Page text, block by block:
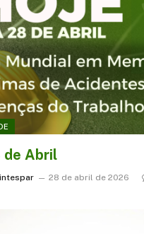
de Abril
28 de abril de 2026